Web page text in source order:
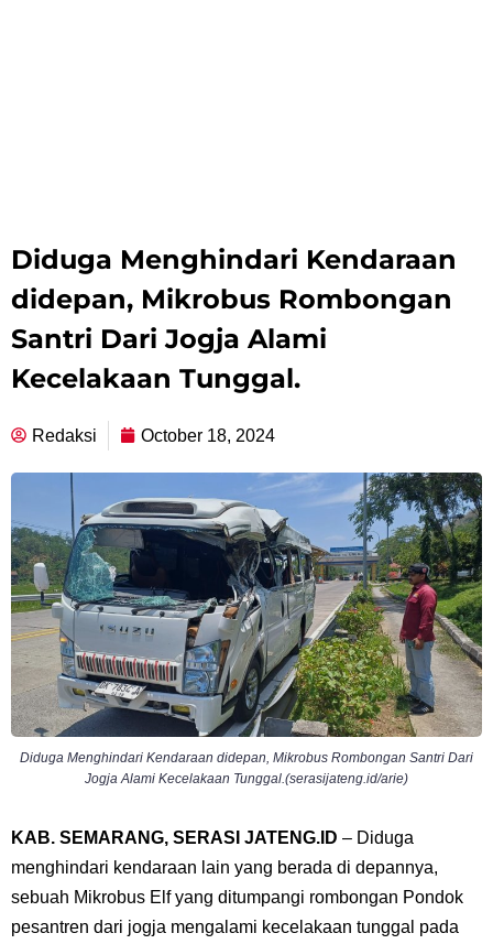
Diduga Menghindari Kendaraan
didepan, Mikrobus Rombongan
Santri Dari Jogja Alami
Kecelakaan Tunggal.
Redaksi October 18, 2024
Diduga Menghindari Kendaraan didepan, Mikrobus Rombongan Santri Dari
Jogja Alami Kecelakaan Tunggal.(serasijateng.id/arie)
KAB. SEMARANG, SERASI JATENG.ID – Diduga
menghindari kendaraan lain yang berada di depannya,
sebuah Mikrobus Elf yang ditumpangi rombongan Pondok
pesantren dari jogja mengalami kecelakaan tunggal pada